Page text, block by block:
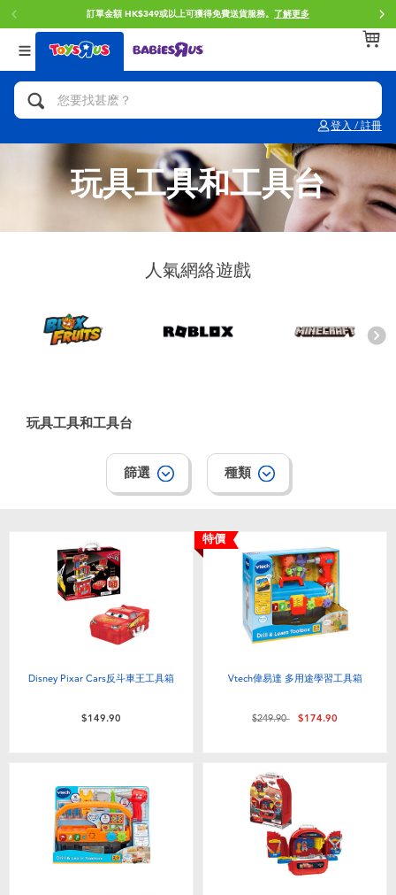
訂單金額 HK$349或以上可獲得免費送貨服務。 了解更多
登入 / 註冊
返回
分類目錄
人氣英雄,角色扮演,射擊玩具
單車,滑板車,騎乘車
拼砌組合及樂高LEGO
遊戲及拼圖系列
戶外及運動用品
派對用品
嬰兒及學前玩具
任天堂 Switch
返回
品牌
Brunch Brother 早午餐兄弟
Toy Story反斗奇兵
Spider-Man蜘蛛俠
LEGO樂高
Fuggler
Tomica多美
返回
年齢
0~2歳
5~7歳
玩具工具和工具台
人氣網絡遊戲
玩具工具和工具台
篩選 種類
Disney Pixar Cars反斗車王工具箱
$149.90
特價
Vtech偉易達 多用途學習工具箱
價格從
$249.90至$174.90